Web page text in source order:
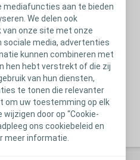
mediafuncties aan te bieden
We delen ook
onze site met onze
sociale media, advertenties
kunnen combineren met
hen hebt verstrekt of die zij
van hun diensten,
te tonen die relevanter
om uw toestemming op elk
door op “Cookie-
ons cookiebeleid en
meer informatie.
provitamine B5 Dit helpt